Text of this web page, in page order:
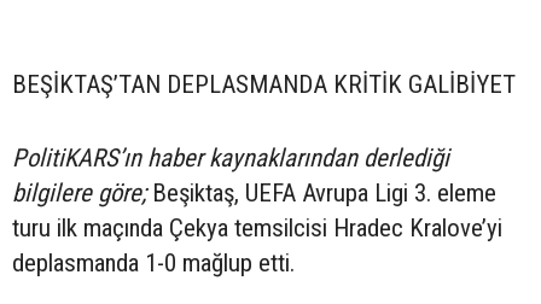
BEŞİKTAŞ’TAN DEPLASMANDA KRİTİK GALİBİYET
PolitiKARS’ın haber kaynaklarından derlediği
bilgilere göre;Beşiktaş, UEFA Avrupa Ligi 3. eleme
turu ilk maçında Çekya temsilcisi Hradec Kralove’yi
deplasmanda 1-0 mağlup etti.